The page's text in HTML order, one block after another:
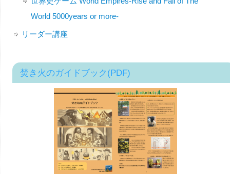
World 5000years or more-
リーダー講座
焚き火のガイドブック(PDF)